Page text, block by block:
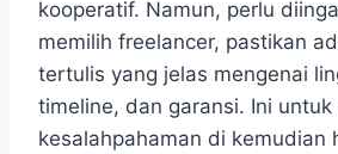
kooperatif. Namun, perlu
memilih freelancer, pastikan
tertulis yang jelas mengenai
timeline, dan garansi. Ini
kesalahpahaman di kemudian